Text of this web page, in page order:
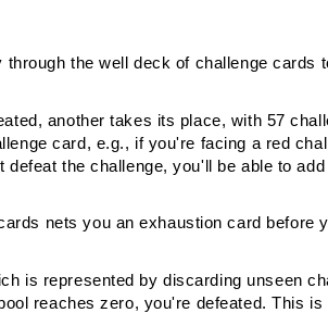
the well deck of challenge cards
another takes its place, with 57
card, e.g., if you're facing a red
the challenge, you'll be able to
nets you an exhaustion card before
is represented by discarding unseen
reaches zero, you're defeated. This